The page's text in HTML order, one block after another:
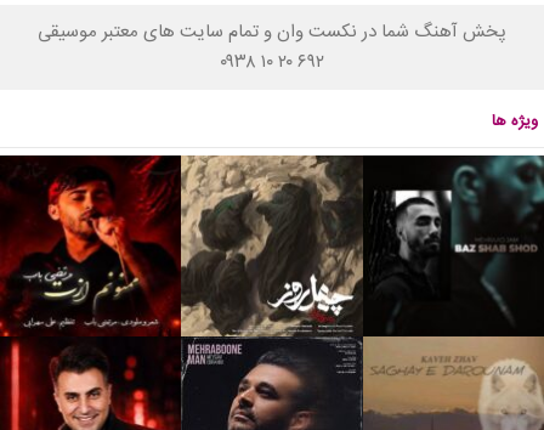
پخش آهنگ شما در نکست وان و تمام سایت های معتبر موسیقی
۰۹۳۸ ۱۰ ۲۰ ۶۹۲
ویژه ها